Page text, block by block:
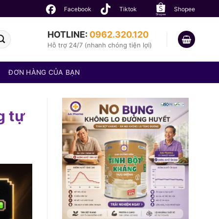
Facebook Tiktok Shopee
HOTLINE: 0962.320.120
Hỗ trợ 24/7 (nhanh chóng tiện lợi)
ĐƠN HÀNG CỦA BẠN
tự